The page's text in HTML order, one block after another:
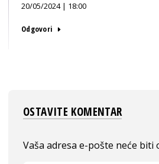
20/05/2024 | 18:00
Odgovori
OSTAVITE KOMENTAR
Vaša adresa e-pošte neće biti